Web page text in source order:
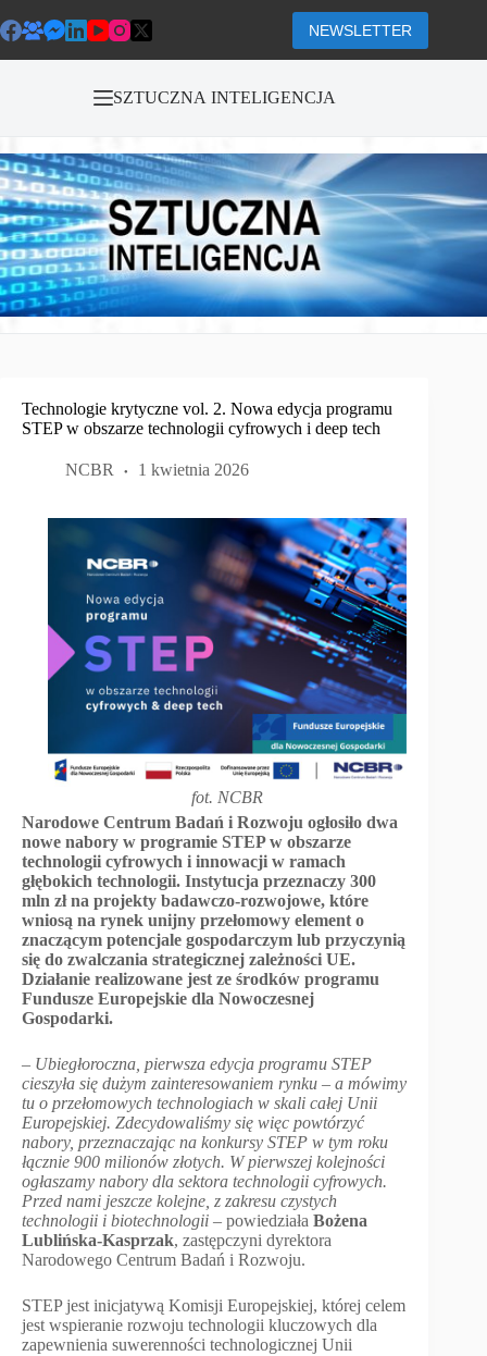
do
treści
NEWSLETTER
SZTUCZNA INTELIGENCJA
Technologie krytyczne vol. 2. Nowa edycja programu
STEP w obszarze technologii cyfrowych i deep tech
NCBR 1 kwietnia 2026
fot. NCBR
Narodowe Centrum Badań i Rozwoju ogłosiło dwa
nowe nabory w programie STEP w obszarze
technologii cyfrowych i innowacji w ramach
głębokich technologii. Instytucja przeznaczy 300
mln zł na projekty badawczo-rozwojowe, które
wniosą na rynek unijny przełomowy element o
znaczącym potencjale gospodarczym lub przyczynią
się do zwalczania strategicznej zależności UE.
Działanie realizowane jest ze środków programu
Fundusze Europejskie dla Nowoczesnej
Gospodarki.
– Ubiegłoroczna, pierwsza edycja programu STEP
cieszyła się dużym zainteresowaniem rynku – a mówimy
tu o przełomowych technologiach w skali całej Unii
Europejskiej. Zdecydowaliśmy się więc powtórzyć
nabory, przeznaczając na konkursy STEP w tym roku
łącznie 900 milionów złotych. W pierwszej kolejności
ogłaszamy nabory dla sektora technologii cyfrowych.
Przed nami jeszcze kolejne, z zakresu czystych
technologii i biotechnologii – powiedziała Bożena
Lublińska-Kasprzak, zastępczyni dyrektora
Narodowego Centrum Badań i Rozwoju.
STEP jest inicjatywą Komisji Europejskiej, której celem
jest wspieranie rozwoju technologii kluczowych dla
zapewnienia suwerenności technologicznej Unii